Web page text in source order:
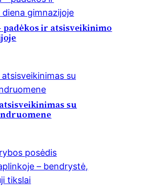
padėkos ir atsisveikinimo
su